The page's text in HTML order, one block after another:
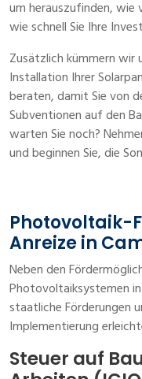
um herauszufinden,
wie schnell Sie Ihre
Zusätzlich kümmern wir
Installation Ihrer
beraten, damit Sie von
Subventionen auf den
warten Sie noch?
und beginnen Sie, die
Photovoltaik-
Anreize in
Neben den
Photovoltaiksystemen
staatliche Förderungen
Implementierung
Steuer auf